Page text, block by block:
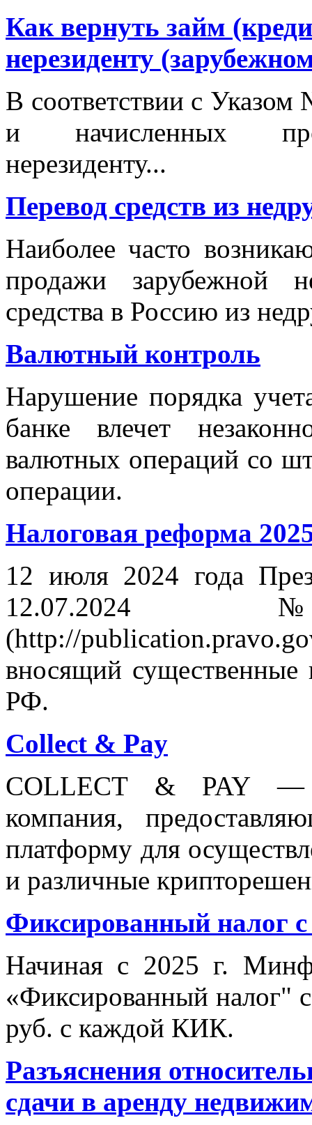
Как вернуть займ
нерезиденту
В соответствии с Указом
и начисленных
нерезиденту...
Перевод средств из
Наиболее часто
продажи зарубежной
средства в Россию из
Валютный контроль
Нарушение порядка
банке влечет
валютных операций со
операции.
Налоговая реформа
12 июля 2024 года
(http://
вносящий существенные
РФ.
Collect & Pay
COLLECT & PAY —
компания,
платформу для
и различные
Фиксированный налог
Начиная с 2025 г.
«Фиксированный налог"
руб. с каждой КИК.
Разъяснения
сдачи в аренду